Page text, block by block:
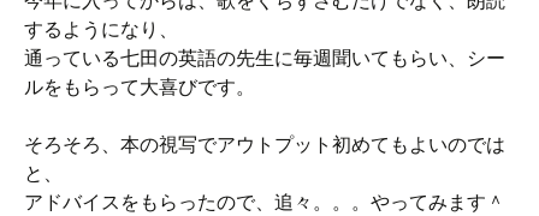
するようになり、
通っている七田の英語の先生に毎週聞いてもらい、シー
ルをもらって大喜びです。
そろそろ、本の視写でアウトプット初めてもよいのでは
と、
アドバイスをもらったので、追々。。。やってみます＾